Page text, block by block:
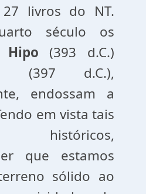
livros do NT.
século os
Hipo
(393 d.C.)
(397 d.C.),
endossam a
em vista tais
históricos,
que estamos
sólido ao